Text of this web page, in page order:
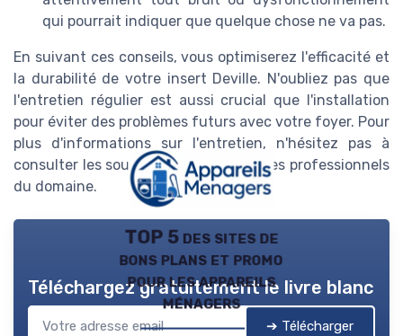
qui pourrait indiquer que quelque chose ne va pas.
En suivant ces conseils, vous optimiserez l'efficacité et
la durabilité de votre insert Deville. N'oubliez pas que
l'entretien régulier est aussi crucial que l'installation
pour éviter des problèmes futurs avec votre foyer. Pour
plus d'informations sur l'entretien, n'hésitez pas à
consulter les sources spécialisées et les professionnels
du domaine.
TOP 5 des sites de
bons plans et promo
pour les appareils
ménagers
Téléchargez gratuitement le livre blanc
➔ Télécharger